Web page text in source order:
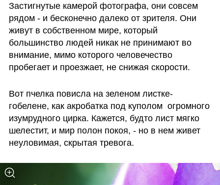
Застигнутые камерой фотографа, они совсем
рядом - и бесконечно далеко от зрителя. Они
живут в собственном мире, который
большинство людей никак не принимают во
внимание, мимо которого человечество
пробегает и проезжает, не снижая скорости.
Вот пчелка повисла на зеленом листке-
гобелене, как акробатка под куполом  огромного
изумрудного цирка. Кажется, будто лист мягко
шелестит, и мир полон покоя, - но в нем живет
неуловимая, скрытая тревога.